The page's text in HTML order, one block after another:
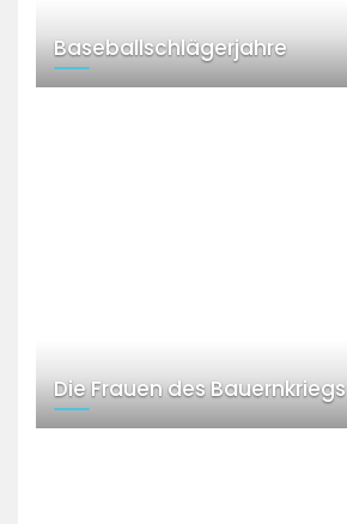
Baseballschlägerjahre
Die Frauen des Bauernkriegs